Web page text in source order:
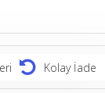
Kolay İade